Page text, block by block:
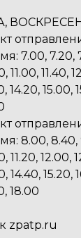
7.00, 7.20,
11.00, 11.40,
14.20, 15.00,
8.00, 8.40,
11.20, 12.00,
14.40, 15.20,
18.00
zpatp.ru